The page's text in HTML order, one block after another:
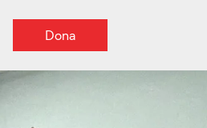
Dona